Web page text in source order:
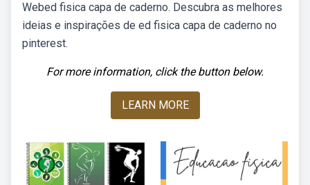
Webed fisica capa de caderno. Descubra as melhores
ideias e inspirações de ed fisica capa de caderno no
pinterest.
For more information, click the button below.
LEARN MORE